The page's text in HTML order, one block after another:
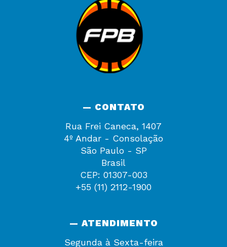
— CONTATO
Rua Frei Caneca, 1407
4º Andar - Consolação
São Paulo - SP
Brasil
CEP: 01307-003
+55 (11) 2112-1900
— ATENDIMENTO
Segunda à Sexta-feira